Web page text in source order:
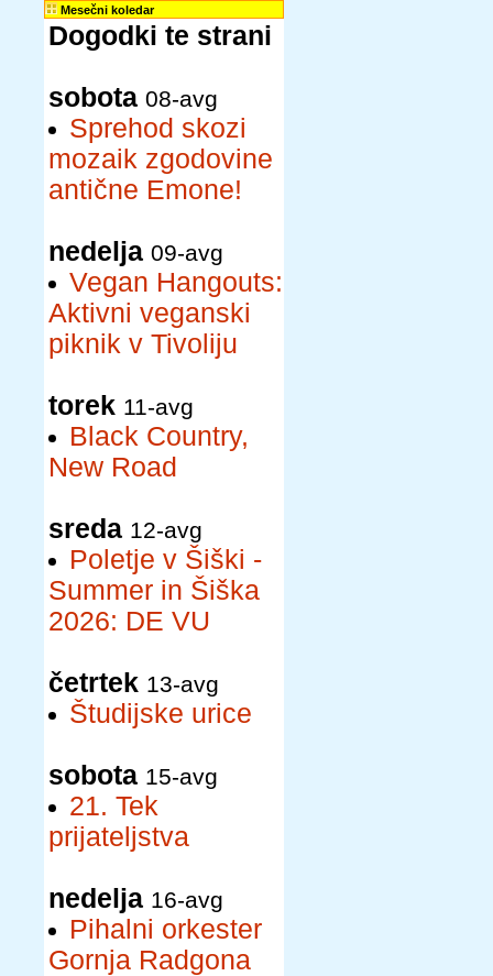
Mesečni koledar
Dogodki te strani
sobota 08-avg
Sprehod skozi
mozaik zgodovine
antične Emone!
nedelja 09-avg
Vegan Hangouts:
Aktivni veganski
piknik v Tivoliju
torek 11-avg
Black Country,
New Road
sreda 12-avg
Poletje v Šiški -
Summer in Šiška
2026: DE VU
četrtek 13-avg
Študijske urice
sobota 15-avg
21. Tek
prijateljstva
nedelja 16-avg
Pihalni orkester
Gornja Radgona